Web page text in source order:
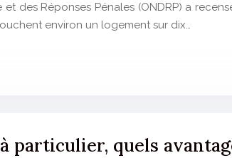
des Réponses Pénales (ONDRP) a
environ un logement sur dix…
particulier, quels